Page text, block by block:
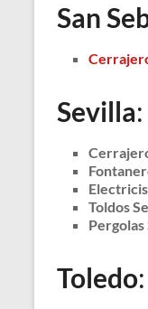
San
Sevilla:
Toldos
Toledo: